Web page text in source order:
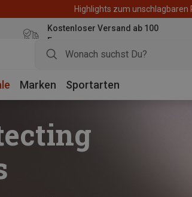
Highlights zum unschlagbaren
Kostenloser Versand ab 100
Euro
Marken Sportarten